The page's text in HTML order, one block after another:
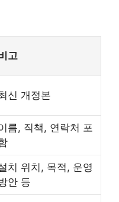
고
신 개정본
름, 직책, 연락처 포
치 위치, 목적, 운영
안 등